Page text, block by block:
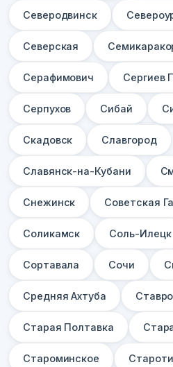
Северодвинск
Северская
Серафимович Сергиев
Серпухов Сибай
Скадовск Славгород
Славянск-на-Кубани
Снежинск Советская
Соликамск Соль-Илецк
Сортавала Сочи
Средняя Ахтуба
Старая Полтавка
Староминское